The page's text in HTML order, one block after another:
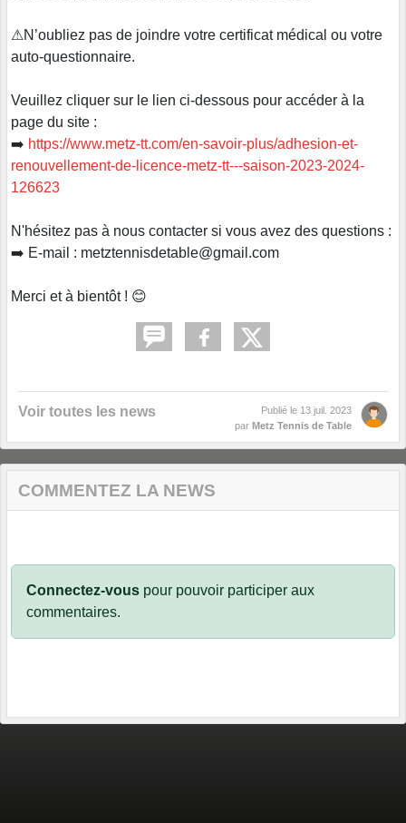
⚠N’oubliez pas de joindre votre certificat médical ou votre
auto-questionnaire.
Veuillez cliquer sur le lien ci-dessous pour accéder à la
page du site :
➡️ https://www.metz-tt.com/en-savoir-plus/adhesion-et-
renouvellement-de-licence-metz-tt---saison-2023-2024-
126623
N'hésitez pas à nous contacter si vous avez des questions :
➡️ E-mail : metztennisdetable@gmail.com
Merci et à bientôt ! 😊
Voir toutes les news Publié le 13 juil. 2023
par Metz Tennis de Table
COMMENTEZ LA NEWS
Connectez-vous pour pouvoir participer aux
commentaires.